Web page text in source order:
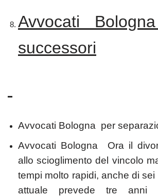
Avvocati
successori
Avvocati Bologna per
Avvocati Bologna Ora il
allo scioglimento del vincolo
tempi molto rapidi, anche di
attuale prevede tre anni